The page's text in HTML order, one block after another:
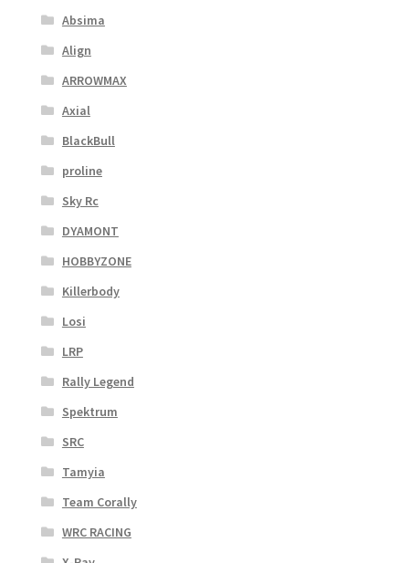
Absima
Align
ARROWMAX
Axial
BlackBull
proline
Sky Rc
DYAMONT
HOBBYZONE
Killerbody
Losi
LRP
Rally Legend
Spektrum
SRC
Tamyia
Team Corally
WRC RACING